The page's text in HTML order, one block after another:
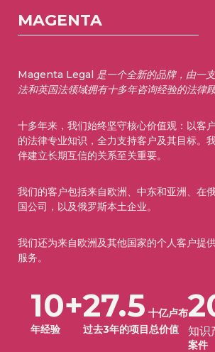
MAGENTA
Magenta Legal 是一个全新的品牌，由一
法和英国法领域拥有十多年咨询经验的法律顾
十多年来，我们始终坚守核心价值观：以客
的法律专业知识，全力支持客户及其目标。
伴建立长期互信的关系至关重要。
我们的客户包括来自欧洲、中东和亚洲、在
国公司，以及俄罗斯本土企业。
我们还为来自欧洲及其他国家的个人客户提
服务。
10+
年经验
27.5 十亿卢布
过去3年的项目总价值
知识
案件